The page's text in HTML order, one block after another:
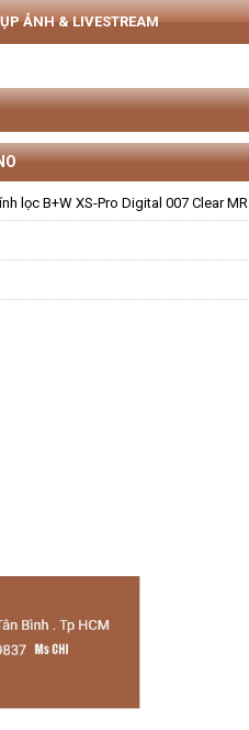
ẢNH & LIVESTREAM
lọc B+W XS-Pro Digital 007 Clear MR